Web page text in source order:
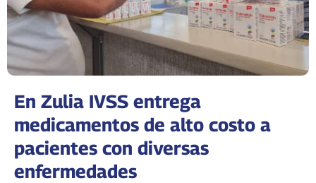
En Zulia IVSS entrega
medicamentos de alto costo a
pacientes con diversas
enfermedades